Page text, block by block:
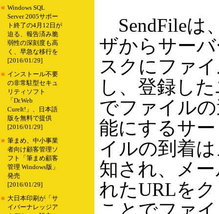
■ Windows SQL
Server 2005サポー
ト終了の4月12日が
迫る、報告済み脆
弱性の深刻度も高
く、早急な移行を
[2016/01/29]
■ インストール不要
の非常駐型セキュ
リティソフト
「Dr.Web
CureIt!」、日本語
版を無料で提供
[2016/01/29]
■ 筆まめ、中小事業
者向け顧客管理ソ
フト「筆まめ顧客
管理 Windows版」
発売
[2016/01/29]
■ 大日本印刷が「サ
イバーナレッジア
SendFileは
ザからサー
スクにファ
し、登録し
でファイル
能にするサ
イルの到着
知され、メ
れたURLを